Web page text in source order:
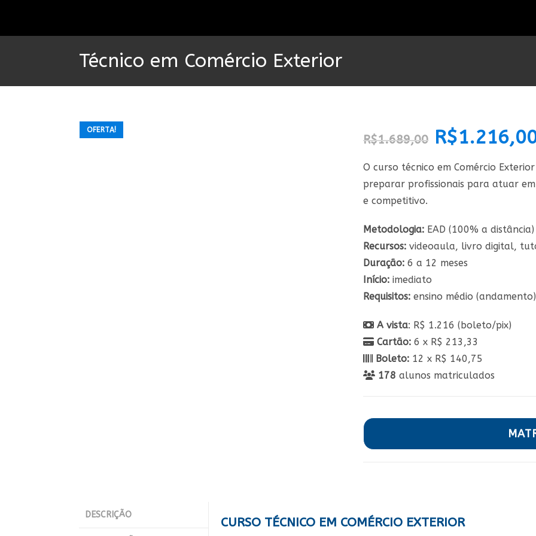
o
Técnico em Comércio Exterior
OFERTA!
R$1.689,00
O
preço
original
R$1.689,00.
R$
O curso técnico em Comércio
preparar profissionais para atuar
e competitivo.
Metodologia: EAD (100% a distância)
Recursos: videoaula, livro digital,
Duração: 6 a 12 meses
Início: imediato
Requisitos: ensino médio (andamento)
A vista: R$ 1.216 (boleto/pix)
Cartão: 6 x R$ 213,33
Boleto: 12 x R$ 140,75
178 alunos matriculados
DESCRIÇÃO
CURSO TÉCNICO EM COMÉRCIO EXTERIOR